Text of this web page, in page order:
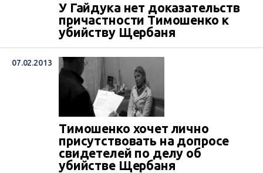
У Гайдука нет доказательств
причастности Тимошенко к
убийству Щербаня
07.02.2013
Тимошенко хочет лично
присутствовать на допросе
свидетелей по делу об
убийстве Щербаня